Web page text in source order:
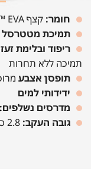
חומר: קצף UltraSky™ EVA קל משקל לנוחות ועמידות
תמיכת מטטרסל
ריפוד ובלימת
תמיכה ללא תחרות
תופסן אצבע
ידידותי למים
מדרסים נשלפים:
גובה העקב: